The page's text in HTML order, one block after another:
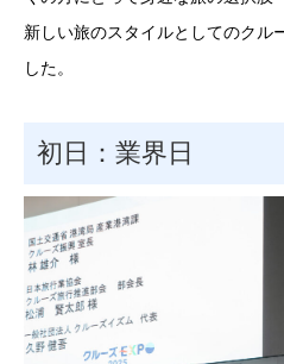
新しい旅のスタイルとしてのクル
した。
初日：業界日